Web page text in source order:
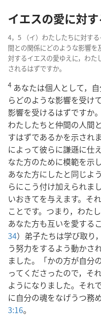
イエスの愛に対
4，5 （イ）わたしたちに対す
間との関係にどのような影響
対するイエスの愛ゆえに，わた
されるはずですか。
4 あなたは個人として，
らどのような影響を受け
影響を受けるはずですか
わたしたちと仲間の人間
すはずであるかを示され
によって彼らに謙遜に仕
なた方のために模範を示
あなた方にしたと同じよ
らにこう付け加えられま
いおきてを与えます。そ
ことです。つまり，わた
あなた方も互いを愛する
34）弟子たちは学び取り
う努力をするよう動かさ
ました。「かの方が自分
ってくださったので，そ
ようになりました。それ
に自分の魂をなげうつ務
3:16。